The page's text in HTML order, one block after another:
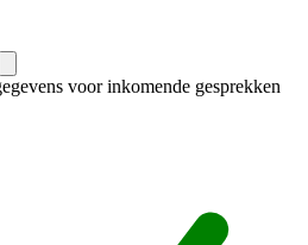
voor inkomende gesprekken